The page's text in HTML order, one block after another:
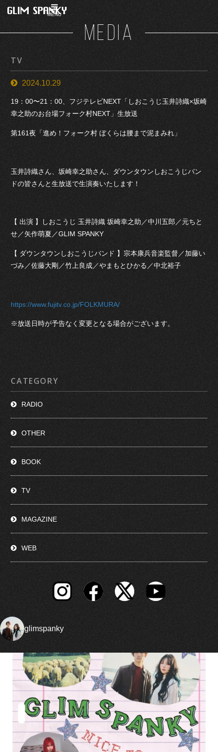
MENU
MEDIA
TV
2024.10.29
19：00〜21：00、フジテレビNEXT「しおこうじ玉井詩織×坂崎
幸之助のお台場フォーク村NEXT」生放送
第161夜「進め！フォーク村 ぼくらは腰まで泥まみれ」
玉井詩織さん、坂崎幸之助さん、ダウンタウンしおこうじバン
ドの皆さんと生放送で生演奏いたします！
【 出演 】しおこうじ 玉井詩織 坂崎幸之助／中川五郎／元ちと
せ／矢作萌夏／GLIM SPANKY
【 ダウンタウンしおこうじバンド 】宗本康兵音楽監督／加藤い
づみ／佐藤大剛／竹上良成／やまもとひかる／中北裕子
https://www.fujitv.co.jp/FOLKMURA/
※放送日時が予告なく変更となる場合がございます。
CATEGORY
RADIO
OTHER
BOOK
TV
MAGAZINE
WEB
glimspanky